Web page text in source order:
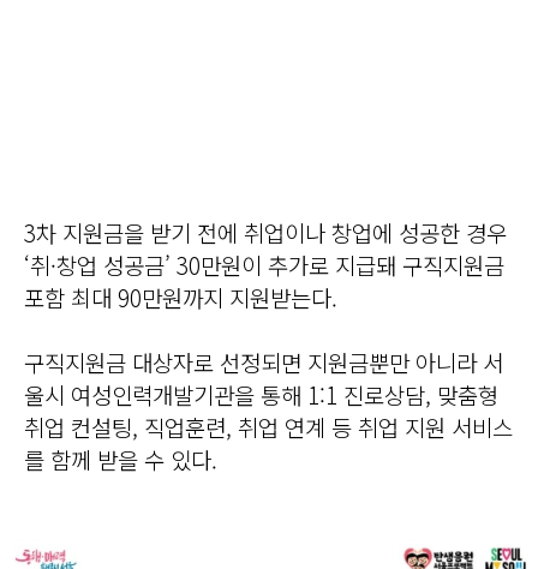
3차 지원금을 받기 전에 취업이나 창업에 성공한 경우
‘취·창업 성공금’ 30만원이 추가로 지급돼 구직지원금
포함 최대 90만원까지 지원받는다.
구직지원금 대상자로 선정되면 지원금뿐만 아니라 서
울시 여성인력개발기관을 통해 1:1 진로상담, 맞춤형
취업 컨설팅, 직업훈련, 취업 연계 등 취업 지원 서비스
를 함께 받을 수 있다.